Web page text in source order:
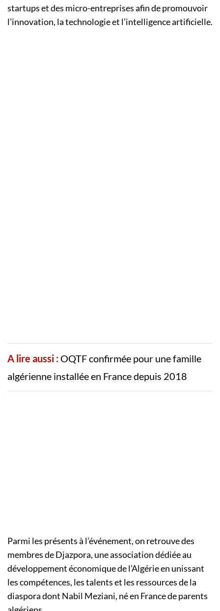
startups et des micro-entreprises afin de promouvoir
l’innovation, la technologie et l’intelligence artificielle.
A lire aussi : OQTF confirmée pour une famille
algérienne installée en France depuis 2018
Parmi les présents à l’événement, on retrouve des
membres de Djazpora, une association dédiée au
développement économique de l’Algérie en unissant
les compétences, les talents et les ressources de la
diaspora dont Nabil Meziani, né en France de parents